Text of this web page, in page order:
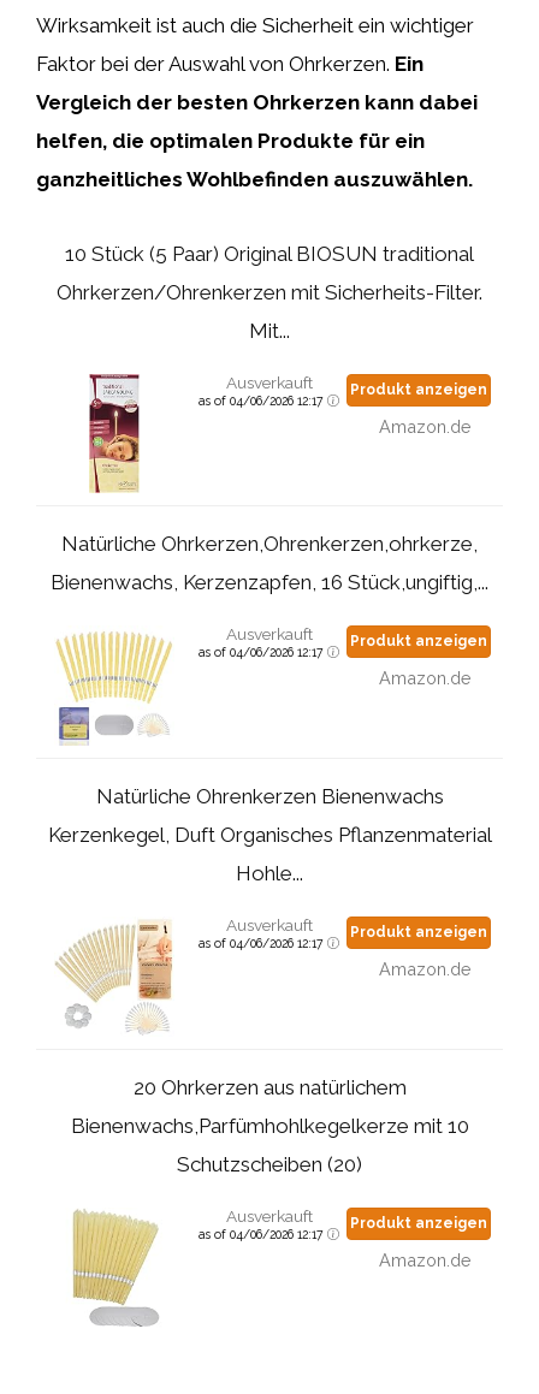
Wirksamkeit ist auch die Sicherheit ein wichtiger
Faktor bei der Auswahl von Ohrkerzen. Ein
Vergleich der besten Ohrkerzen kann dabei
helfen, die optimalen Produkte für ein
ganzheitliches Wohlbefinden auszuwählen.
10 Stück (5 Paar) Original BIOSUN traditional
Ohrkerzen/Ohrenkerzen mit Sicherheits-Filter.
Mit...
Ausverkauft
as of 04/06/2026 12:17
Produkt anzeigen
Amazon.de
Natürliche Ohrkerzen,Ohrenkerzen,ohrkerze,
Bienenwachs, Kerzenzapfen, 16 Stück,ungiftig,...
Ausverkauft
as of 04/06/2026 12:17
Produkt anzeigen
Amazon.de
Natürliche Ohrenkerzen Bienenwachs
Kerzenkegel, Duft Organisches Pflanzenmaterial
Hohle...
Ausverkauft
as of 04/06/2026 12:17
Produkt anzeigen
Amazon.de
20 Ohrkerzen aus natürlichem
Bienenwachs,Parfümhohlkegelkerze mit 10
Schutzscheiben (20)
Ausverkauft
as of 04/06/2026 12:17
Produkt anzeigen
Amazon.de